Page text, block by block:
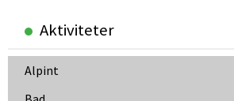
Aktiviteter
Alpint